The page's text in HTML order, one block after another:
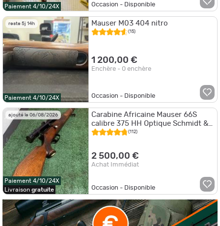
Paiement 4/10/24X Occasion - Disponible
reste 5j 14h
Paiement 4/10/24X
Mauser M03 404 nitro
(15)
1 200,00 €
Enchère - 0 enchère
Occasion - Disponible
ajouté le 06/08/2026
Paiement 4/10/24X
Livraison gratuite
Carabine Africaine Mauser 66S
calibre 375 HH Optique Schmidt &
Bender 1,5-6 x 42
(112)
2 500,00 €
Achat Immédiat
Occasion - Disponible